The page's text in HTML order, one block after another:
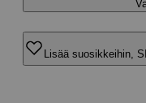
Lisää suosikkeihin,